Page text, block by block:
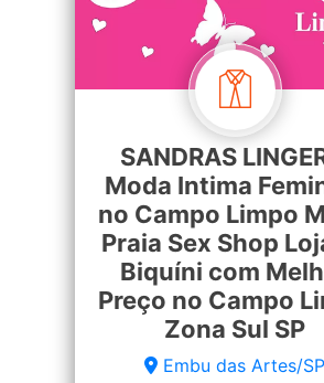
SANDRAS
Moda Intima
no Campo Limpo
Praia Sex Shop
Biquíni com
Preço no Campo
Zona Sul SP
Embu das Artes/SP